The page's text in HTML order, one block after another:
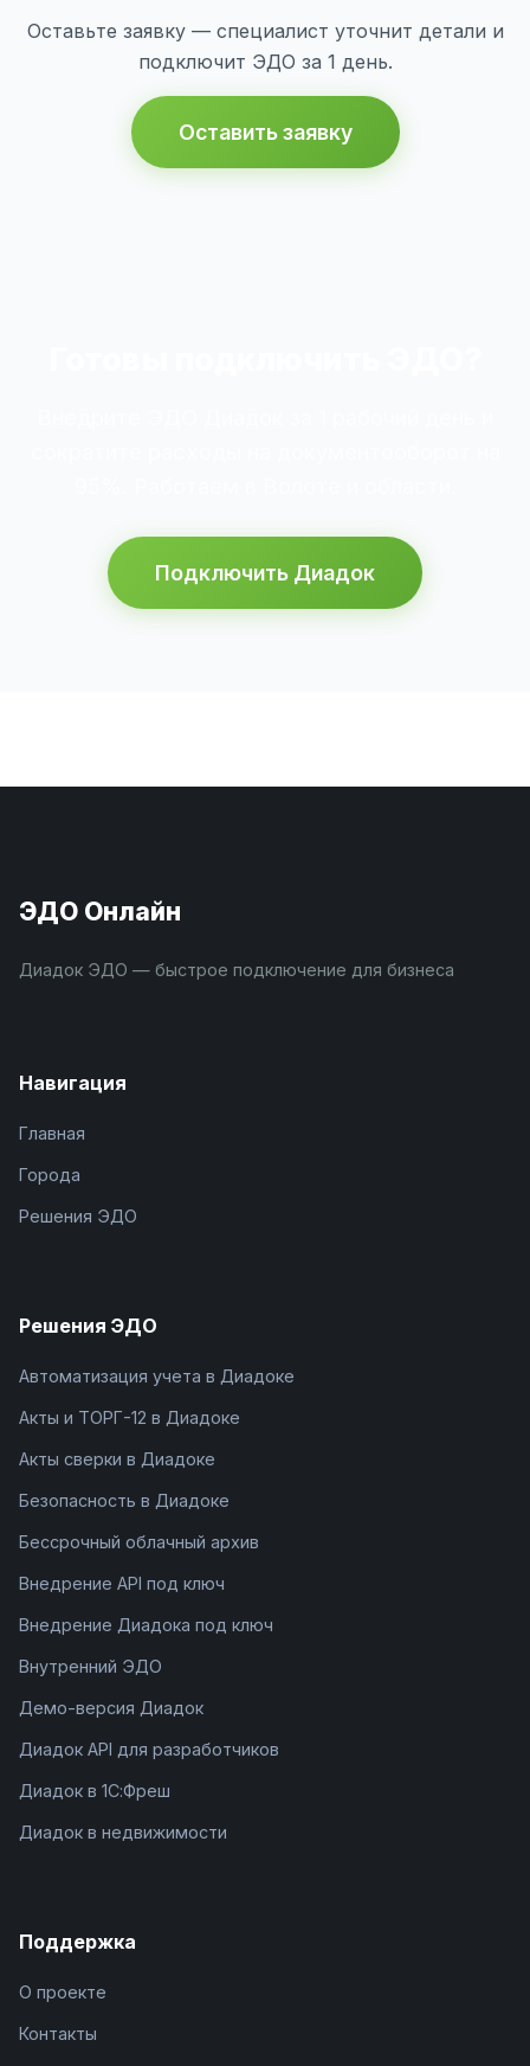
Оставьте заявку — специалист уточнит детали и
подключит ЭДО за 1 день.
Оставить заявку
Подключить Диадок
ЭДО Онлайн
Диадок ЭДО — быстрое подключение для бизнеса
Навигация
Главная
Города
Решения ЭДО
Решения ЭДО
Автоматизация учета в Диадоке
Акты и ТОРГ-12 в Диадоке
Акты сверки в Диадоке
Безопасность в Диадоке
Бессрочный облачный архив
Внедрение API под ключ
Внедрение Диадока под ключ
Внутренний ЭДО
Демо-версия Диадок
Диадок API для разработчиков
Диадок в 1С:Фреш
Диадок в недвижимости
Поддержка
О проекте
Контакты